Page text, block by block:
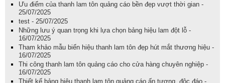
Ưu điểm của thanh lam tôn quảng cáo bền đẹp vượt thời gian -
25/07/2025
test - 25/07/2025
Những lưu ý quan trọng khi lựa chọn bảng hiệu lam đột lỗ -
16/07/2025
Tham khảo mẫu biển hiệu thanh lam tôn đẹp hút mắt thương hiệu -
16/07/2025
Thi công thanh lam tôn quảng cáo cho cửa hàng chuyên nghiệp -
16/07/2025
Thiết kế bảng hiệu thanh lam tôn quảng cáo ấn tượng, độc đáo -